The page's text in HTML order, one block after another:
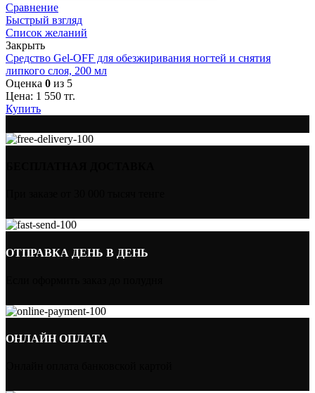
Сравнение
Быстрый взгляд
Список желаний
Закрыть
Средство Gel-OFF для обезжиривания ногтей и снятия
липкого слоя, 200 мл
Оценка 0 из 5
Цена: 1 550 тг.
Купить
ОТПРАВКА ДЕНЬ В ДЕНЬ
ОНЛАЙН ОПЛАТА